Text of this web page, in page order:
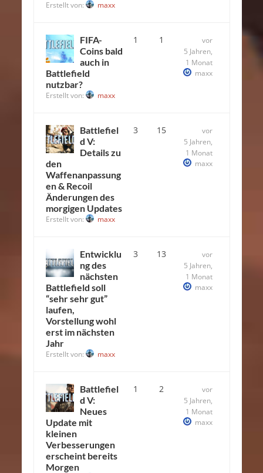
Erstellt von: maxx
FIFA-
Coins bald
auch in
Battlefield
nutzbar?
Erstellt von: maxx
1 1
vor
5 Jahren,
1 Monat
maxx
Battlefiel
d V:
Details zu
den
Waffenanpassung
en & Recoil
Änderungen des
morgigen Updates
Erstellt von: maxx
3 15
vor
5 Jahren,
1 Monat
maxx
Entwicklu
ng des
nächsten
Battlefield soll
“sehr sehr gut”
laufen,
Vorstellung wohl
erst im nächsten
Jahr
Erstellt von: maxx
3 13
vor
5 Jahren,
1 Monat
maxx
Battlefiel
d V:
Neues
Update mit
kleinen
Verbesserungen
erscheint bereits
Morgen
1 2
vor
5 Jahren,
1 Monat
maxx